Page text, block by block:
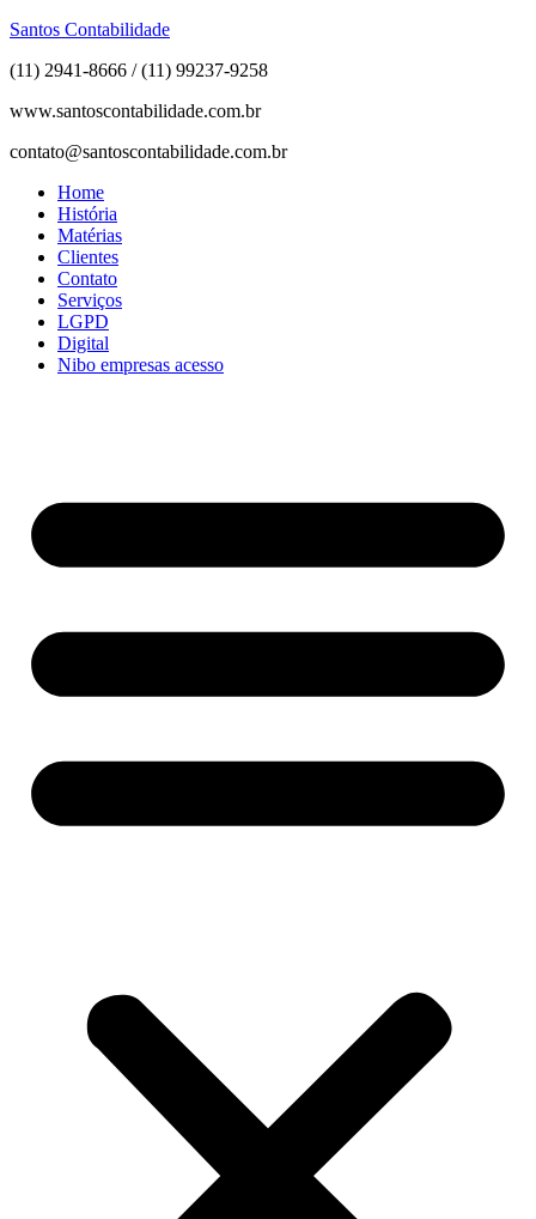
Santos Contabilidade
(11) 2941-8666 / (11) 99237-9258
www.santoscontabilidade.com.br
contato@santoscontabilidade.com.br
Home
História
Matérias
Clientes
Contato
Serviços
LGPD
Digital
Nibo empresas acesso